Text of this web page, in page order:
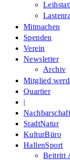
Mitmachen
Spenden
Verein
Newsletter
Archiv
Mitglied
Quartier
|
StadtNatur
KulturBüro
HallenSport
Beitritt